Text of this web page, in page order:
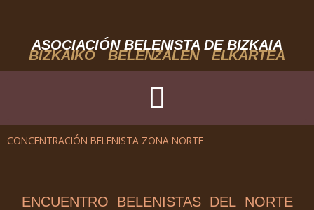
contenidoASOCIACIÓN BELENISTA DE BIZKAIA
BIZKAIKO BELENZALEN ELKARTEA
CONCENTRACIÓN BELENISTA ZONA NORTE
ENCUENTRO BELENISTAS DEL NORTE